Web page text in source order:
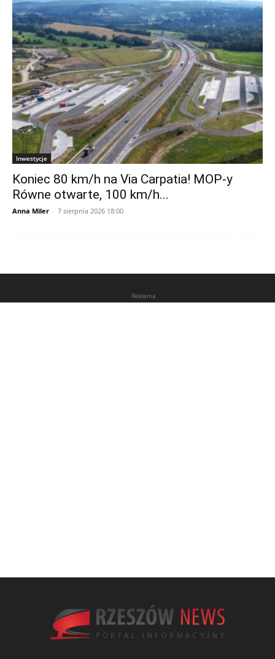
Inwestycje
Koniec 80 km/h na Via Carpatia! MOP-y
Równe otwarte, 100 km/h...
Anna Miler - 7 sierpnia 2026 18:00
Reklama